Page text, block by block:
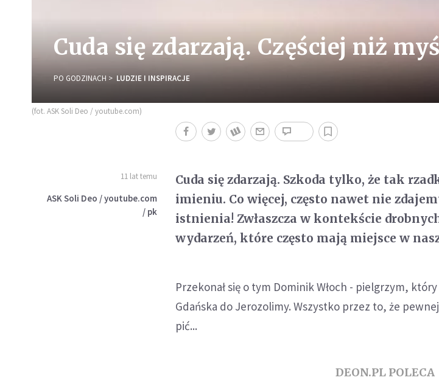
Cuda się zdarzają. Częściej niż
PO GODZINACH LUDZIE I INSPIRACJE
(fot. ASK Soli Deo / youtube.com)
11 lat temu
ASK Soli Deo / youtube.com
/ pk
Cuda się zdarzają. Szkoda tylko, że tak
imieniu. Co więcej, często nawet nie
istnienia! Zwłaszcza w kontekście
wydarzeń, które często mają miejsce w
Przekonał się o tym Dominik Włoch - pielgrzym,
Gdańska do Jerozolimy. Wszystko przez to, że
pić...
DEON.PL POLECA